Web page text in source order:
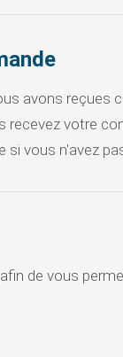
avons reçues
recevez votre
vous n'avez
de vous